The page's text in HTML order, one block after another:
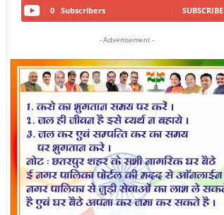
0 Subscribers SUBSCRIBE
- Advertisement -